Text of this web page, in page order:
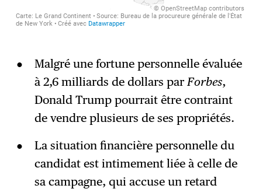
Malgré une fortune personnelle évaluée
à 2,6 milliards de dollars parForbes,
Donald Trump pourrait être contraint
de vendre plusieurs de ses propriétés.
La situation financière personnelle du
candidat est intimement liée à celle de
sa campagne, qui accuse un retard